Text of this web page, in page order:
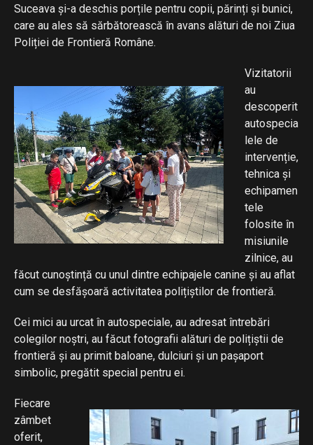
Suceava și-a deschis porțile pentru copii, părinți și bunici,
care au ales să sărbătorească în avans alături de noi Ziua
Poliției de Frontieră Române.
Vizitatorii
au
descoperit
autospecia
lele de
intervenție,
tehnica și
echipamen
tele
folosite în
misiunile
zilnice, au
făcut cunoștință cu unul dintre echipajele canine și au aflat
cum se desfășoară activitatea polițiștilor de frontieră.
Cei mici au urcat în autospeciale, au adresat întrebări
colegilor noștri, au făcut fotografii alături de polițiștii de
frontieră și au primit baloane, dulciuri și un pașaport
simbolic, pregătit special pentru ei.
Fiecare
zâmbet
oferit,